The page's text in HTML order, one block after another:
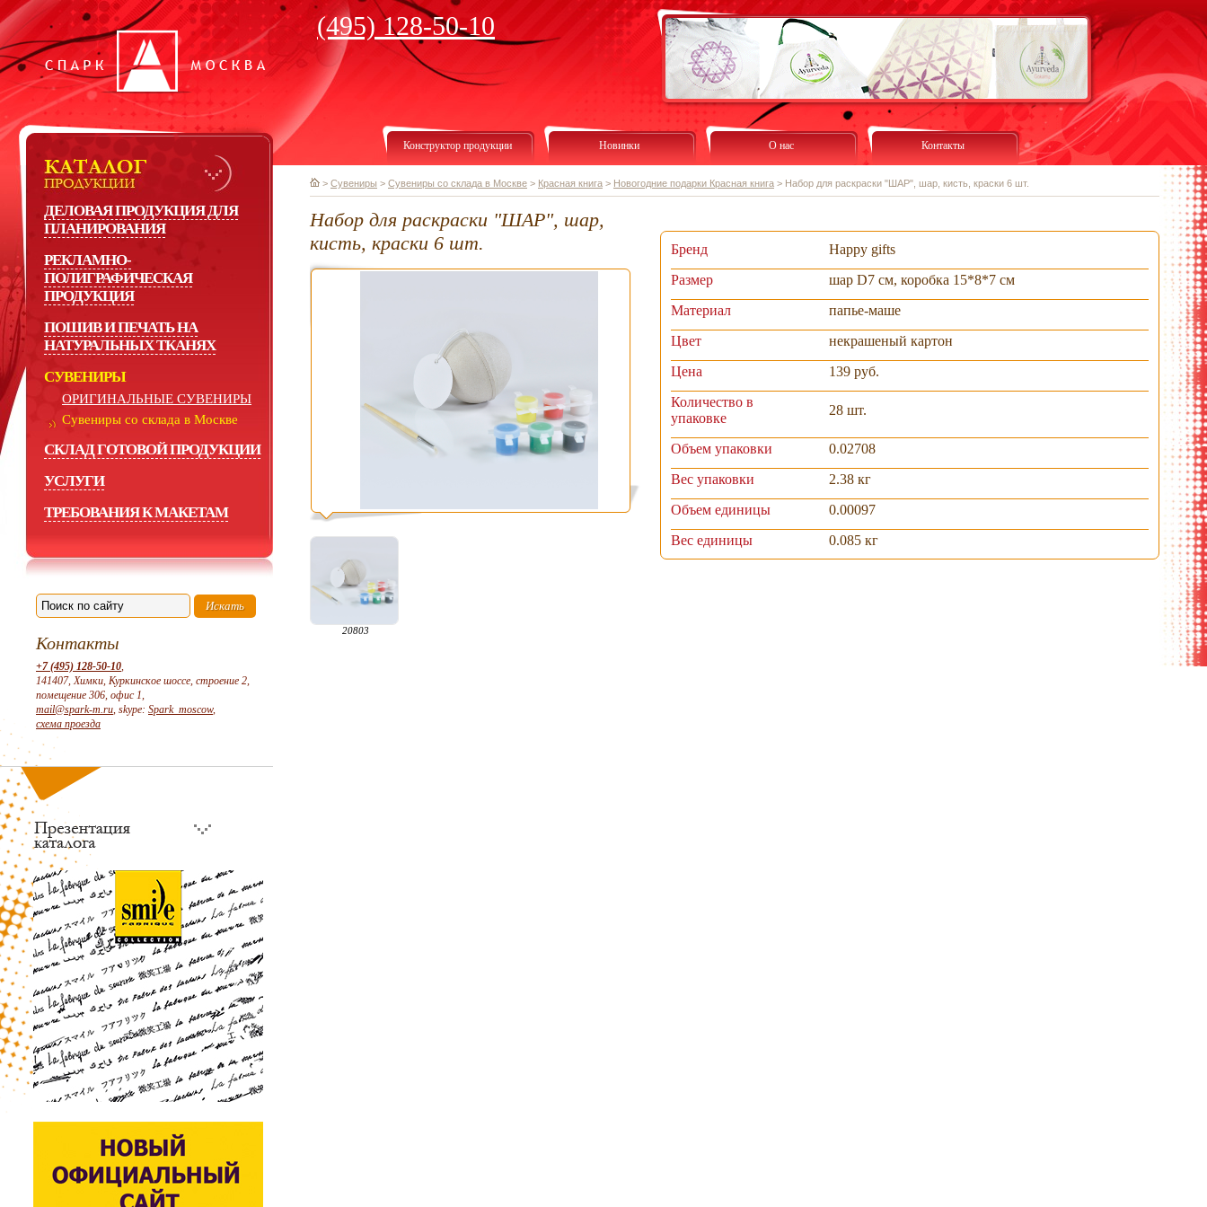
(495) 128-50-10
ДЕЛОВАЯ ПРОДУКЦИЯ ДЛЯ
ПЛАНИРОВАНИЯ
РЕКЛАМНО-
ПОЛИГРАФИЧЕСКАЯ
ПРОДУКЦИЯ
ПОШИВ И ПЕЧАТЬ НА
НАТУРАЛЬНЫХ ТКАНЯХ
СУВЕНИРЫ
ОРИГИНАЛЬНЫЕ СУВЕНИРЫ
Сувениры со склада в Москве
СКЛАД ГОТОВОЙ ПРОДУКЦИИ
УСЛУГИ
ТРЕБОВАНИЯ К МАКЕТАМ
Контакты
+7 (495) 128-50-10,
141407, Химки, Куркинское шоссе, строение 2,
помещение 306, офис 1,
mail@spark-m.ru, skype: Spark_moscow,
схема проезда
Конструктор продукции Новинки О нас Контакты
> Сувениры > Сувениры со склада в Москве > Красная книга > Новогодние подарки Красная книга > Набор для раскраски "ШАР", шар, кисть, краски 6 шт.
Набор для раскраски "ШАР", шар,
кисть, краски 6 шт.
20803
Бренд
Happy gifts
Размер
шар D7 см, коробка 15*8*7 см
Материал
папье-маше
Цвет
некрашеный картон
Цена
139 руб.
Количество в
упаковке
28 шт.
Объем упаковки
0.02708
Вес упаковки
2.38 кг
Объем единицы
0.00097
Вес единицы
0.085 кг